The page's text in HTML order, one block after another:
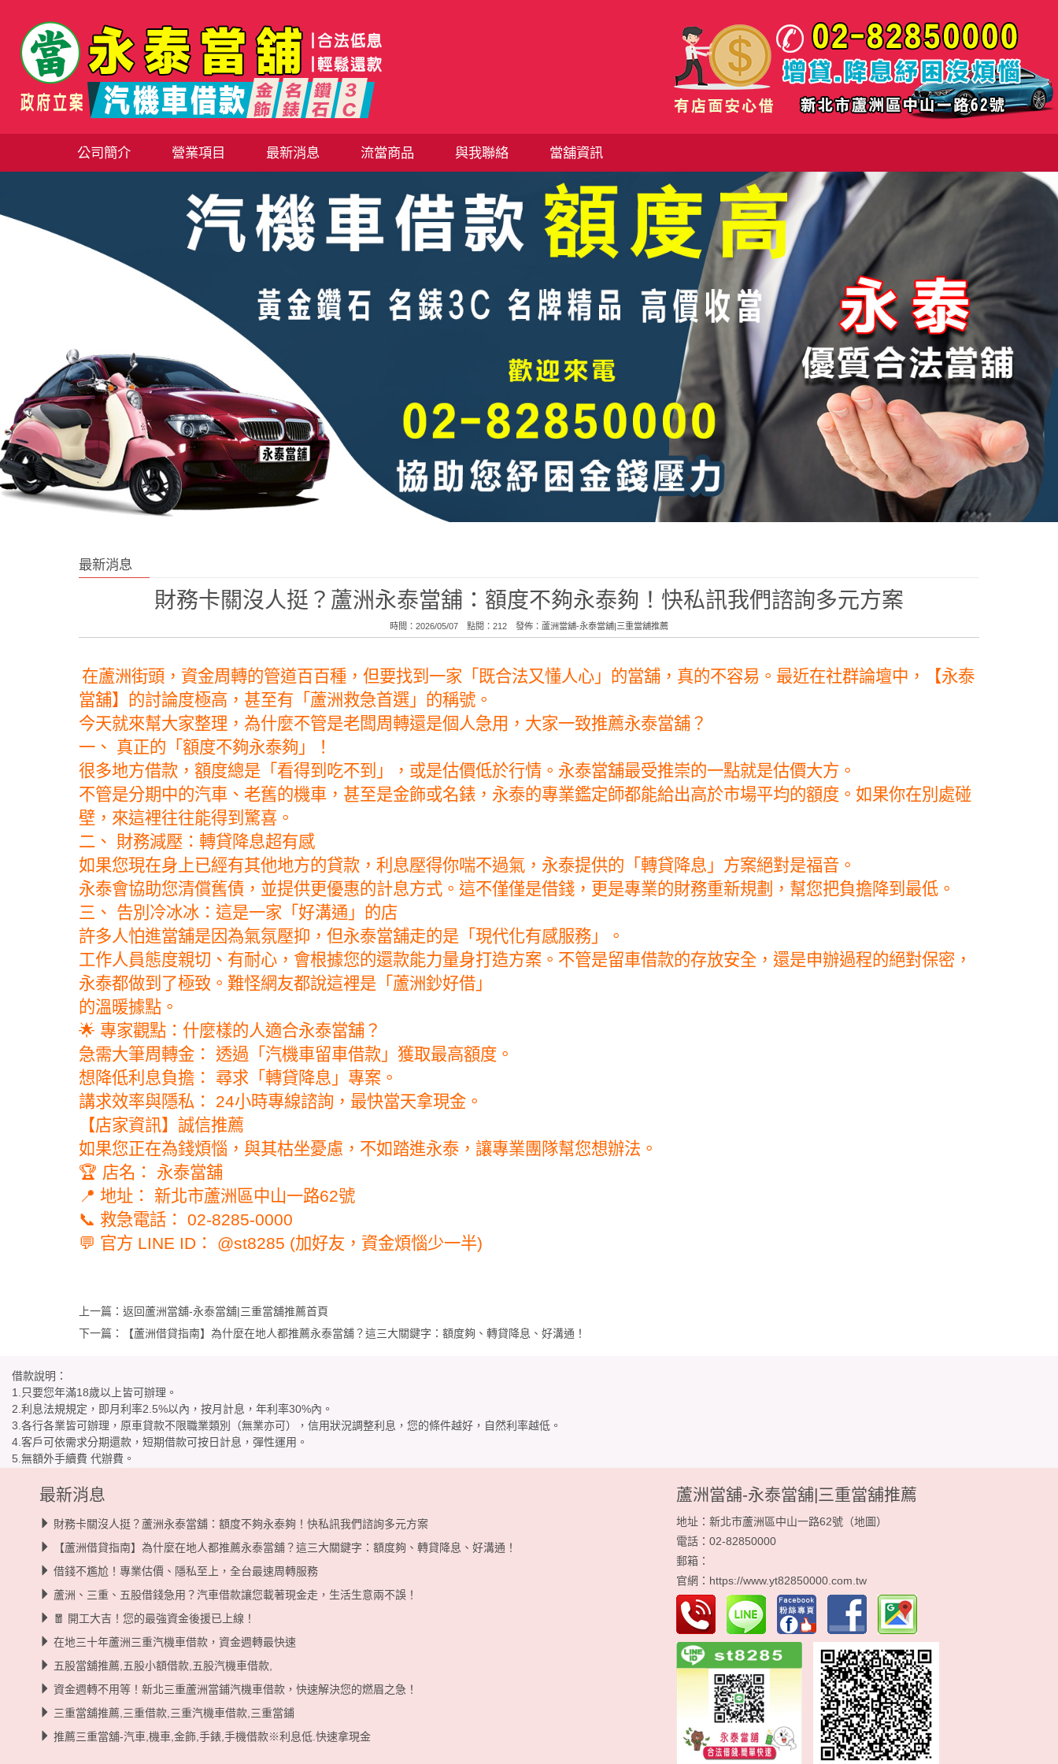
公司簡介 營業項目 最新消息 流當商品 與我聯絡 當舖資訊
最新消息
財務卡關沒人挺？蘆洲永泰當舖：額度不夠永泰夠！快私訊我們諮詢多元方案
時間：2026/05/07 點閱：212 發佈： 蘆洲當舖-永泰當舖|三重當舖推薦
在蘆洲街頭，資金周轉的管道百百種，但要找到一家「既合法又懂人心」的當舖，真的不容易。最近在社群論壇中，【永泰
當舖】的討論度極高，甚至有「蘆洲救急首選」的稱號。
今天就來幫大家整理，為什麼不管是老闆周轉還是個人急用，大家一致推薦永泰當舖？
一、 真正的「額度不夠永泰夠」！
很多地方借款，額度總是「看得到吃不到」，或是估價低於行情。永泰當舖最受推崇的一點就是估價大方。
不管是分期中的汽車、老舊的機車，甚至是金飾或名錶，永泰的專業鑑定師都能給出高於市場平均的額度。如果你在別處碰
壁，來這裡往往能得到驚喜。
二、 財務減壓：轉貸降息超有感
如果您現在身上已經有其他地方的貸款，利息壓得你喘不過氣，永泰提供的「轉貸降息」方案絕對是福音。
永泰會協助您清償舊債，並提供更優惠的計息方式。這不僅僅是借錢，更是專業的財務重新規劃，幫您把負擔降到最低。
三、 告別冷冰冰：這是一家「好溝通」的店
許多人怕進當舖是因為氣氛壓抑，但永泰當舖走的是「現代化有感服務」。
工作人員態度親切、有耐心，會根據您的還款能力量身打造方案。不管是留車借款的存放安全，還是申辦過程的絕對保密，
永泰都做到了極致。難怪網友都說這裡是「蘆洲鈔好借」
的溫暖據點。
🌟 專家觀點：什麼樣的人適合永泰當舖？
急需大筆周轉金： 透過「汽機車留車借款」獲取最高額度。
想降低利息負擔： 尋求「轉貸降息」專案。
講求效率與隱私： 24小時專線諮詢，最快當天拿現金。
【店家資訊】誠信推薦
如果您正在為錢煩惱，與其枯坐憂慮，不如踏進永泰，讓專業團隊幫您想辦法。
🏆 店名： 永泰當舖
📍 地址： 新北市蘆洲區中山一路62號
📞 救急電話： 02-8285-0000
💬 官方 LINE ID： @st8285 (加好友，資金煩惱少一半)
上一篇：返回蘆洲當舖-永泰當舖|三重當舖推薦首頁
下一篇：
【蘆洲借貸指南】為什麼在地人都推薦永泰當舖？這三大關鍵字：額度夠、轉貸降息、好溝通！
借款說明：
1.只要您年滿18歲以上皆可辦理。
2.利息法規規定，即月利率2.5%以內，按月計息，年利率30%內。
3.各行各業皆可辦理，原車貸款不限職業類別（無業亦可），信用狀況調整利息，您的條件越好，自然利率越低。
4.客戶可依需求分期還款，短期借款可按日計息，彈性運用。
5.無額外手續費 代辦費。
最新消息
財務卡關沒人挺？蘆洲永泰當舖：額度不夠永泰夠！快私訊我們諮詢多元方案
【蘆洲借貸指南】為什麼在地人都推薦永泰當舖？這三大關鍵字：額度夠、轉貸降息、好溝通！
借錢不尷尬！專業估價、隱私至上，全台最速周轉服務
蘆洲、三重、五股借錢急用？汽車借款讓您載著現金走，生活生意兩不誤！
🧧 開工大吉！您的最強資金後援已上線！
在地三十年蘆洲三重汽機車借款，資金週轉最快速
五股當舖推薦,五股小額借款,五股汽機車借款,
資金週轉不用等！新北三重蘆洲當鋪汽機車借款，快速解決您的燃眉之急！
三重當舖推薦,三重借款,三重汽機車借款,三重當鋪
推薦三重當舖-汽車,機車,金飾,手錶,手機借款※利息低.快速拿現金
蘆洲當舖-永泰當舖|三重當舖推薦
地址：新北市蘆洲區中山一路62號（地圖）
電話：02-82850000
郵箱：
官網： https://www.yt82850000.com.tw